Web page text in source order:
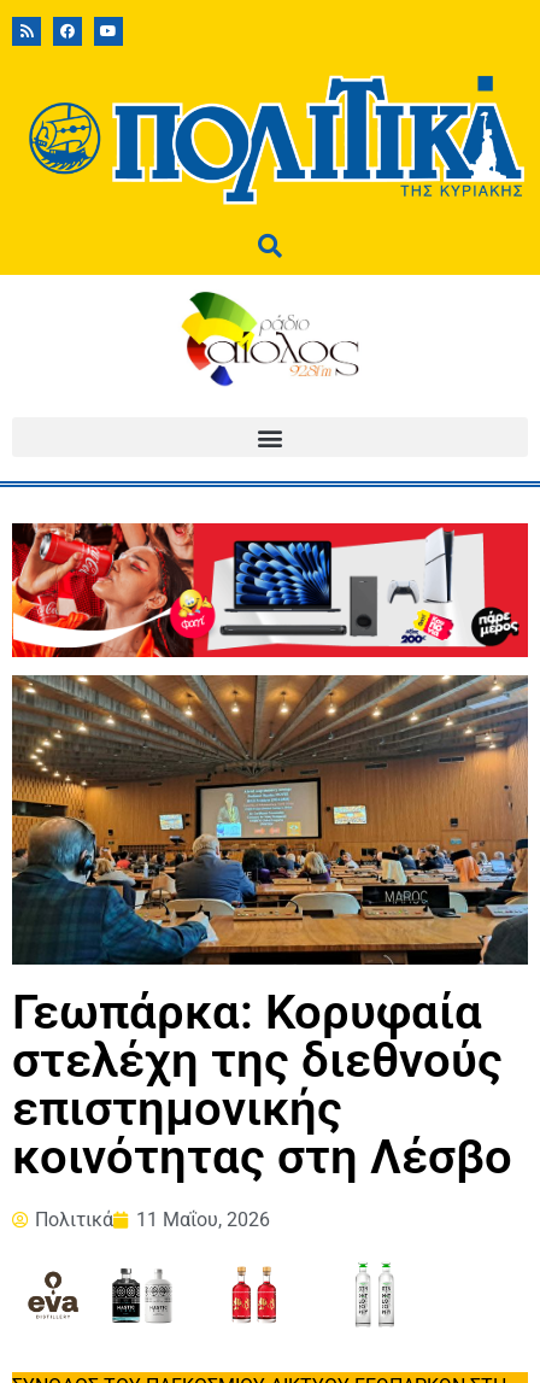
Γεωπάρκα: Κορυφαία
στελέχη της διεθνούς
επιστημονικής
κοινότητας στη Λέσβο
Πολιτικά 11 Μαΐου, 2026